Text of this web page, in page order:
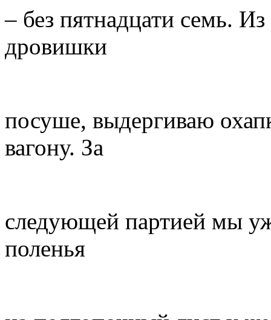
– без пятнадцати семь.
дровишки
посуше, выдергиваю
вагону. За
следующей партией мы
поленья